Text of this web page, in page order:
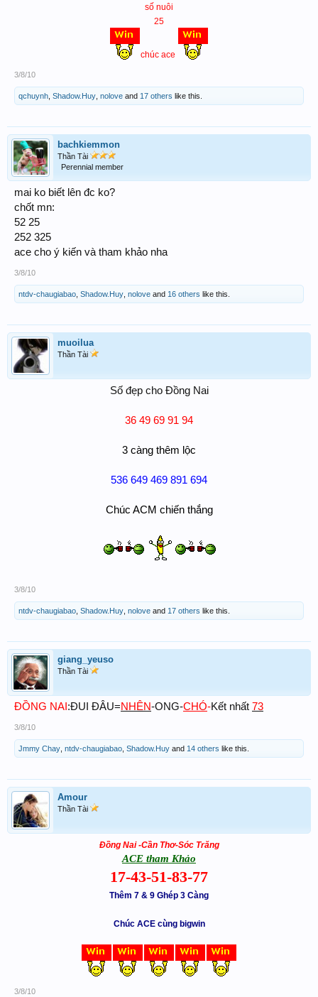
số nuôi
25
chúc ace
3/8/10
qchuynh Shadow.Huy nolove and 17 others like this.
bachkiemmon
Thần Tài
Perennial member
mai ko biết lên đc ko?
chốt mn:
52 25
252 325
ace cho ý kiến và tham khảo nha
3/8/10
ntdv-chaugiabao Shadow.Huy nolove and 16 others like this.
muoilua
Thần Tài
Số đẹp cho Đồng Nai
36 49 69 91 94
3 càng thêm lộc
536 649 469 891 694
Chúc ACM chiến thắng
3/8/10
ntdv-chaugiabao Shadow.Huy nolove and 17 others like this.
giang_yeuso
Thần Tài
ĐỒNG NAI :ĐUI ĐÂU=NHÊN-ONG-CHÓ-Kết nhất 73
3/8/10
Jmmy Chay ntdv-chaugiabao Shadow.Huy and 14 others like this.
Amour
Thần Tài
Đồng Nai -Cần Thơ-Sóc Trăng
ACE tham Khảo
17-43-51-83-77
Thêm 7 & 9 Ghép 3 Càng
Chúc ACE cùng bigwin
3/8/10